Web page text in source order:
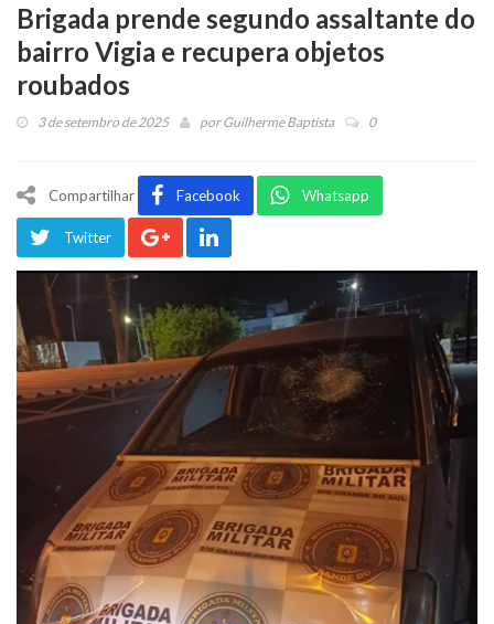
Brigada prende segundo assaltante do
bairro Vigia e recupera objetos
roubados
3 de setembro de 2025 porGuilherme Baptista 0
Compartilhar Facebook Whatsapp
Twitter